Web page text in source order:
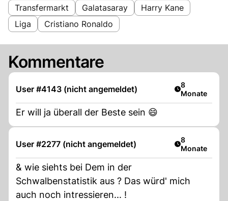
Transfermarkt
Galatasaray
Harry Kane
Liga
Cristiano Ronaldo
Kommentare
User #4143 (nicht angemeldet) Artikel
8
Monate
Er will ja überall der Beste sein 😄
User #2277 (nicht angemeldet) Artikel
8
Monate
& wie siehts bei Dem in der
Schwalbenstatistik aus ? Das würd' mich
auch noch intressieren... !